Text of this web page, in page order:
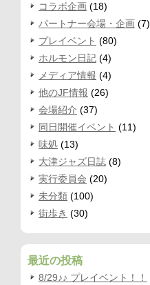
コラボ企画 (18)
パートナー会場・企画 (7)
プレイベント (80)
ホルモン日記 (4)
メディア情報 (4)
他のJF情報 (26)
会場紹介 (37)
同日開催イベント (11)
味処 (13)
大津ジャズ日誌 (8)
実行委員会 (20)
未分類 (100)
街歩き (30)
最近の投稿
8/29♪♪ プレイベント！！